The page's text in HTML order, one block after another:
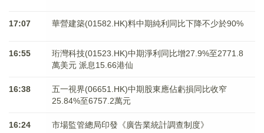
17:07 華營建築(01582.HK)料中期純利同比下降不少於90%
16:55
珩灣科技(01523.HK)中期淨利同比增27.9%至2771.8
萬美元 派息15.66港仙
16:38
五一視界(06651.HK)中期股東應佔虧損同比收窄
25.84%至6757.2萬元
16:24 市場監管總局印發《廣告業統計調查制度》